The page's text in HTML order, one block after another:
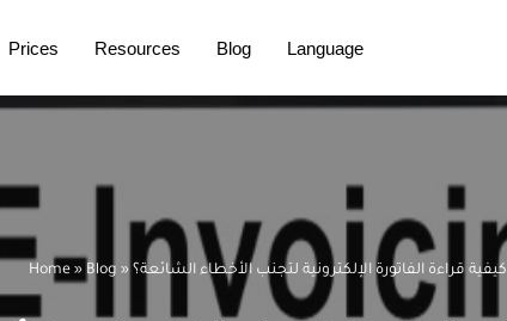
Prices Resources Blog Language
Home » Blog » كيفية قراءة الفاتورة الإلكترونية لتجنب الأخطاء الشائعة؟